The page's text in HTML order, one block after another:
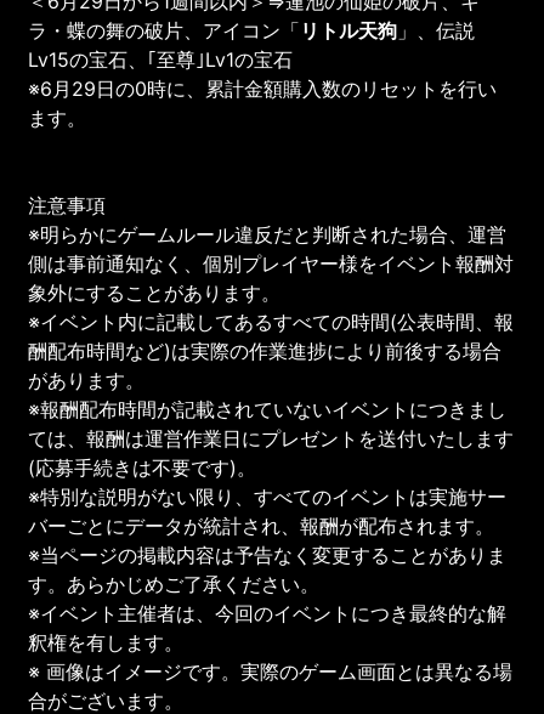
ラ・蝶の舞の破片、アイコン「 リトル天狗 」、伝説
Lv15の宝石、｢至尊｣Lv1の宝石
※6月29日の0時に、累計金額購入数のリセットを行い
ます。
注意事項
※明らかにゲームルール違反だと判断された場合、運営
側は事前通知なく、個別プレイヤー様をイベント報酬対
象外にすることがあります。
※イベント内に記載してあるすべての時間(公表時間、報
酬配布時間など)は実際の作業進捗により前後する場合
があります。
※報酬配布時間が記載されていないイベントにつきまし
ては、報酬は運営作業日にプレゼントを送付いたします
(応募手続きは不要です)。
※特別な説明がない限り、すべてのイベントは実施サー
バーごとにデータが統計され、報酬が配布されます。
※当ページの掲載内容は予告なく変更することがありま
す。あらかじめご了承ください。
※イベント主催者は、今回のイベントにつき最終的な解
釈権を有します。
※ 画像はイメージです。実際のゲーム画面とは異なる場
合がございます。